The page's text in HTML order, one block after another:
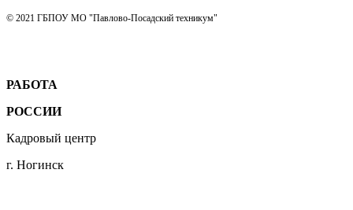
© 2021 ГБПОУ МО "Павлово-Посадский техникум"
РАБОТА
РОССИИ
Кадровый центр
г. Ногинск